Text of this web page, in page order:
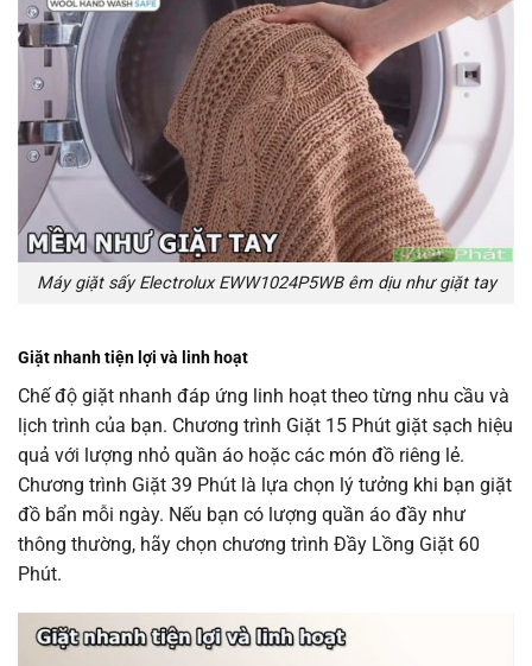
Máy giặt sấy Electrolux EWW1024P5WB êm dịu như giặt tay
Giặt nhanh tiện lợi và linh hoạt
Chế độ giặt nhanh đáp ứng linh hoạt theo từng nhu cầu và
lịch trình của bạn. Chương trình Giặt 15 Phút giặt sạch hiệu
quả với lượng nhỏ quần áo hoặc các món đồ riêng lẻ.
Chương trình Giặt 39 Phút là lựa chọn lý tưởng khi bạn giặt
đồ bẩn mỗi ngày. Nếu bạn có lượng quần áo đầy như
thông thường, hãy chọn chương trình Đầy Lồng Giặt 60
Phút.